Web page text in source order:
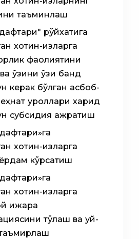
таъминлаш
рўйхатига
хотин-қизларга
фаолиятини
ўзини ўзи банд
керак бўлган асбоб-
қуроллари харид
субсидия ажратиш
хотин-қизларга
кўрсатиш
хотин-қизларга
ижара
тўлаш ва уй-